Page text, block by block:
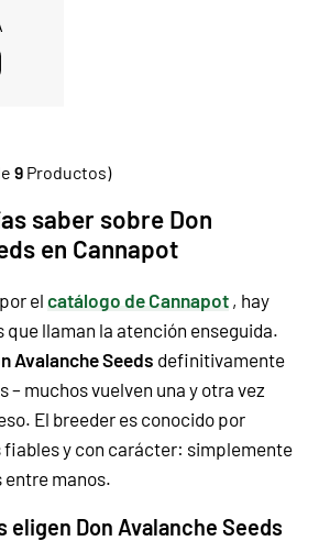
9 Productos)
saber sobre Don
en Cannapot
el catálogo de Cannapot , hay
que llaman la atención enseguida.
Avalanche Seeds definitivamente
– muchos vuelven una y otra vez
El breeder es conocido por
fiables y con carácter: simplemente
entre manos.
eligen Don Avalanche Seeds